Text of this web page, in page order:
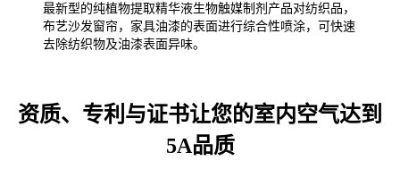
最新型的纯植物提取精华液生物触媒制剂产品对纺织品，
布艺沙发窗帘，家具油漆的表面进行综合性喷涂，可快速
去除纺织物及油漆表面异味。
资质、专利与证书让您的室内空气达到
5A品质